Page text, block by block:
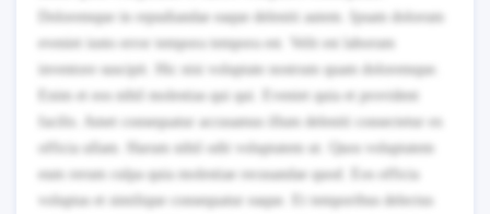
Doloremque in repudiandae eaque deleniti autem. Ipsam dolorum
eveniet iusto error tempora tempora est. Velit est laborum
inventore suscipit. Hic nisi voluptate nostrum quam doloremque.
Enim et eos nihil molestias qui qui. Eveniet quia et provident
facilis. Amet consequatur accusamus illum deleniti consectetur ex
officia ullam. Harum nihil odit voluptatem ut. Quos voluptatem
eum rerum culpa quia molestiae recusandae quod. Eos officia
voluptas et similique consequatur eaque. Et temporibus delectus